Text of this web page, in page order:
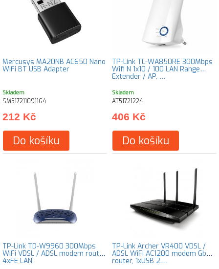
Mercusys MA20NB AC650 Nano
WiFi BT USB Adapter
Skladem
SM517211091164
212 Kč
Do košíku
TP-Link TL-WA850RE 300Mbps
Wifi N 1x10 / 100 LAN Range
Extender / AP, …
Skladem
AT51721224
406 Kč
Do košíku
TP-Link TD-W9960 300Mbps
WiFi VDSL / ADSL modem router
4xFE LAN
TP-Link Archer VR400 VDSL /
ADSL WiFi AC1200 modem Gb
router, 1xUSB 2.…